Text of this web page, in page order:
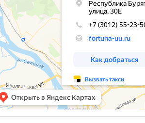
[29]
[28]
[14]
[1]
[86]
[34]
[6]
[74]